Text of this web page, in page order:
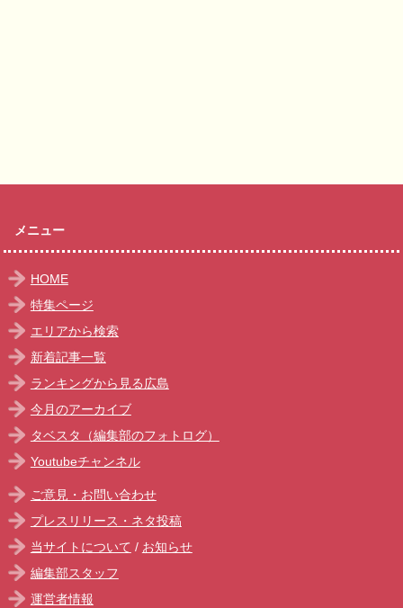
メニュー
HOME
特集ページ
エリアから検索
新着記事一覧
ランキングから見る広島
今月のアーカイブ
タベスタ（編集部のフォトログ）
Youtubeチャンネル
ご意見・お問い合わせ
プレスリリース・ネタ投稿
当サイトについて / お知らせ
編集部スタッフ
運営者情報